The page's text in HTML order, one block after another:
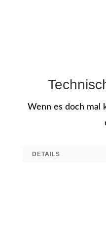
Wenn es doch mal
DETAILS